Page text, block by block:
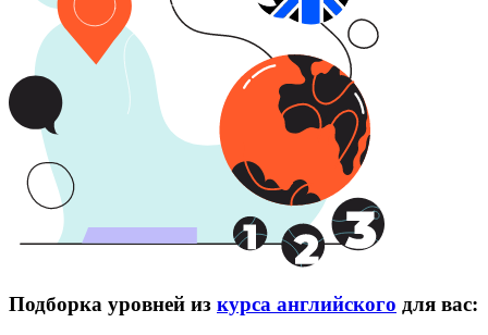
Подборка уровней из курса английского для вас: